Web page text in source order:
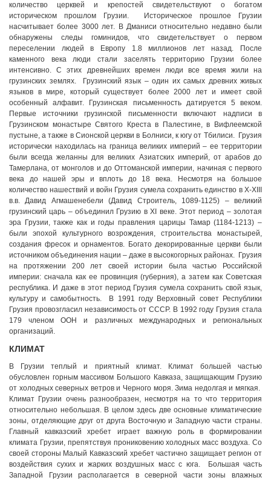
количество церквей и крепостей свидетельствуют о богатом
историческом прошлом Грузии. Историческое прошлое Грузии
насчитывает более 3000 лет. В Дманиси относительно недавно были
обнаружены следы гоминидов, что свидетельствует о первом
переселении людей в Европу 1.8 миллионов лет назад. После
каменного века люди стали заселять территорию Грузии более
интенсивно. С этих древнейших времен люди все время жили на
грузинских землях. Грузинский язык – один их самых древних живых
языков в мире, который существует более 2000 лет и имеет свой
особенный алфавит. Грузинская письменность датируется 5 веком.
Первые источники грузинской письменности включают надписи в
Грузинском монастыре Святого Креста в Палестине, в Вифлеемской
пустыне, а также в Сионской церкви в Болниси, к югу от Тбилиси. Грузия
исторически находилась на граница великих империй – ее территории
были всегда желанны для великих Азиатских империй, от арабов до
Тамерлана, от монголов и до Оттоманской империи, начиная с первого
века до нашей эры и вплоть до 18 века. Несмотря на большое
количество нашествий и войн Грузия сумела сохранить единство в X-XIII
в.в. Давид Агмашенебели (Давид Строитель, 1089-1125) – великий
грузинский царь – объединил Грузию в XI веке. Этот период – золотая
эра Грузии, также как и годы правления царицы Тамар (1184-1213) –
были эпохой культурного возрождения, строительства монастырей,
создания фресок и орнаментов. Богато декорированные церкви были
источником объединения нации – даже в высокогорных районах. Грузия
на протяжении 200 лет своей истории была частью Российской
империи: сначала как ее провинция (губерния), а затем как Советская
республика. И даже в этот период Грузия сумела сохранить свой язык,
культуру и самобытность. В 1991 году Верховный совет Республики
Грузия провозгласил независимость от СССР. В 1992 году Грузия стала
179 членом ООН и различных международных и региональных
организаций.
КЛИМАТ
В Грузии теплый и приятный климат. Климат большей частью
обусловлен горным массивом Большого Кавказа, защищающим Грузию
от холодных северных ветров и Черного моря. Зима недолгая и мягкая.
Климат Грузии очень разнообразен, несмотря на то что территория
относительно небольшая. В целом здесь две основные климатические
зоны, отделяющие друг от друга Восточную и Западную части страны.
Главный кавказский хребет играет важную роль в формировании
климата Грузии, препятствуя прониковению холодных масс воздуха. Со
своей стороны Малый Кавказский хребет частично защищает регион от
воздействия сухих и жарких воздушных масс с юга. Большая часть
Западной Грузии располагается в северной части зоны влажных